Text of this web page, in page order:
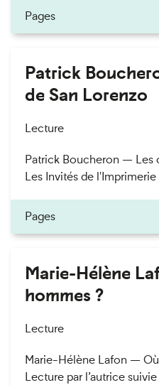
Pages
Patrick
de San Lorenzo
Lecture
Patrick Boucheron — Les
Les Invités de l'Imprimerie
Pages
Marie-Hélène
hommes ?
Lecture
Marie-Hélène Lafon —
Lecture par l’autrice suivie